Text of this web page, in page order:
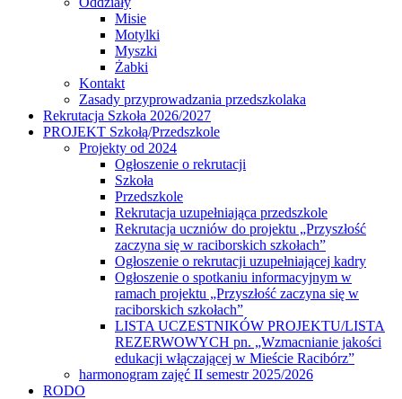
Misie
Motylki
Myszki
Żabki
Kontakt
Zasady przyprowadzania przedszkolaka
Rekrutacja Szkoła 2026/2027
PROJEKT Szkołą/Przedszkole
Projekty od 2024
Ogłoszenie o rekrutacji
Szkoła
Przedszkole
Rekrutacja uzupełniająca przedszkole
Rekrutacja uczniów do projektu „Przyszłość
zaczyna się w raciborskich szkołach”
Ogłoszenie o rekrutacji uzupełniającej kadry
Ogłoszenie o spotkaniu informacyjnym w
ramach projektu „Przyszłość zaczyna się w
raciborskich szkołach”
LISTA UCZESTNIKÓW PROJEKTU/LISTA
REZERWOWYCH pn. „Wzmacnianie jakości
edukacji włączającej w Mieście Racibórz”
harmonogram zajęć II semestr 2025/2026
RODO